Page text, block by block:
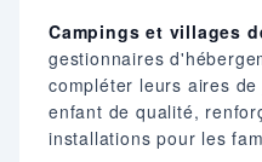
Campings et villages
gestionnaires
compléter leurs aires
enfant de qualité,
installations pour les